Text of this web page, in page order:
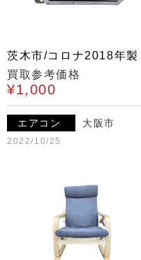
茨木市/コロナ2018年製
買取参考価格
¥1,000
エアコン 大阪市
2022/10/25